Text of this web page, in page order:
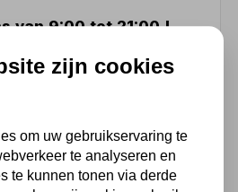
van 9:00 tot 21:00 !
besteld, dezelfde dag
Vragen ? Bel ons +31
in Rijssen !
sinds 1992 !
zijn cookies
om uw gebruikservaring te
te analyseren en
te kunnen tonen via derde